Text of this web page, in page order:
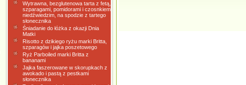
Wytrawna, bezglutenowa tarta z fetą,
szparagami, pomidorami i czosnkiem
niedźwiedzim, na spodzie z tartego
słonecznika
Śniadanie do łóżka z okazji Dnia
Matki
Risotto z dzikiego ryżu marki Britta,
szparagów i jajka poszetowego
Ryż Parboiled marki Britta z
bananami
Jajka faszerowane w skorupkach z
awokado i pastą z pestkami
słonecznika